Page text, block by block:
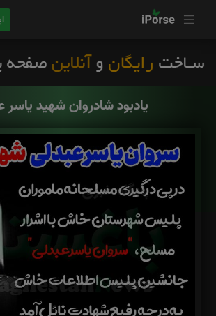
یادبود شادروان شهید یاسر